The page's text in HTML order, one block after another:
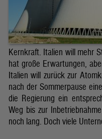
Kernkraft. Italien will mehr
hat große Erwartungen,
Italien will zurück zur
nach der Sommerpause
die Regierung ein
Weg bis zur
noch lang. Doch viele